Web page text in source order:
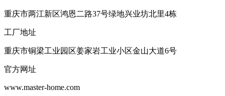
重庆市两江新区鸿恩二路37号绿地兴业坊北里4栋
工厂地址
重庆市铜梁工业园区姜家岩工业小区金山大道6号
官方网址
www.master-home.com